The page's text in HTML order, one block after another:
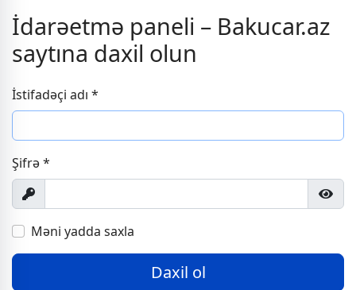
İdarəetmə paneli – Bakucar.az
saytına daxil olun
İstifadəçi adı *
Şifrə*
Показать
Məni yadda saxla
Daxil ol